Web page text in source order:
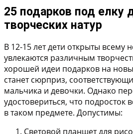
25 подарков под елку
творческих натур
В 12-15 лет дети открыты всему
увлекаются различным
хорошей идеи подарков на
станет сюрприз,
мальчика и девочки. Однако
удостовериться, что подросток
в таком предмете. Допустимы:
Световой планшет для